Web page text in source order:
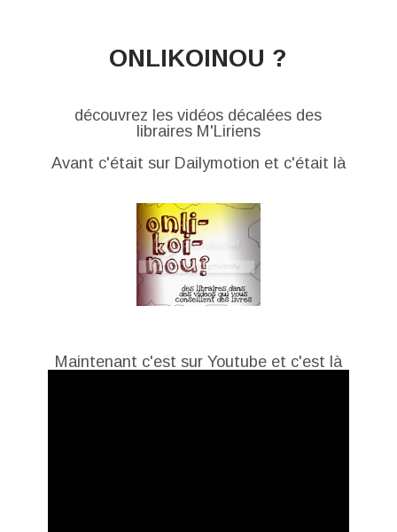
ONLIKOINOU ?
découvrez les vidéos décalées des
libraires M'Liriens
Avant c'était sur Dailymotion et c'était là
Maintenant c'est sur Youtube et c'est là